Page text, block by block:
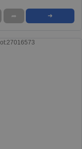
➦ ➜